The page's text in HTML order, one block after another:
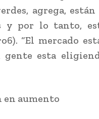
agrega,
y por lo tanto,
“El mercado
esta
en aumento